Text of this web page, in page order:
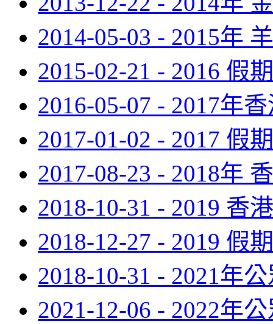
2014-05-03 - 2015年
2015-02-21 - 2016 假
2016-05-07 - 2017年
2017-01-02 - 2017 假
2017-08-23 - 2018年
2018-10-31 - 2019 香
2018-12-27 - 2019 假
2018-10-31 - 2021年
2021-12-06 - 2022年